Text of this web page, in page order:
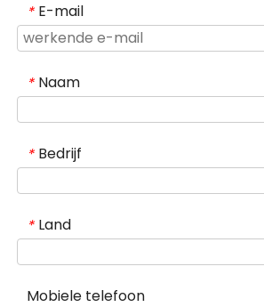
* E-mail
* Naam
* Bedrijf
* Land
Mobiele telefoon